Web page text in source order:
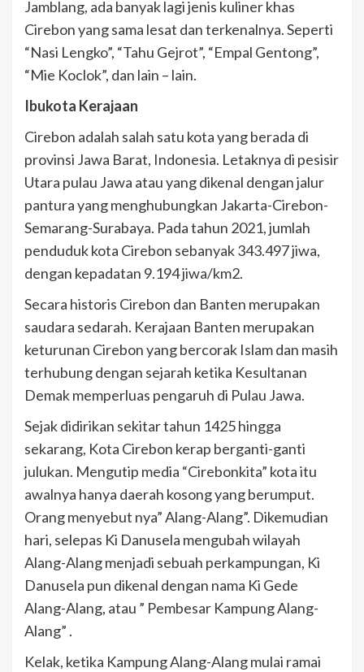
Jamblang, ada banyak lagi jenis kuliner khas
Cirebon yang sama lesat dan terkenalnya. Seperti
“Nasi Lengko”, “Tahu Gejrot”, “Empal Gentong”,
“Mie Koclok”, dan lain – lain.
Ibukota Kerajaan
Cirebon adalah salah satu kota yang berada di
provinsi Jawa Barat, Indonesia. Letaknya di pesisir
Utara pulau Jawa atau yang dikenal dengan jalur
pantura yang menghubungkan Jakarta-Cirebon-
Semarang-Surabaya. Pada tahun 2021, jumlah
penduduk kota Cirebon sebanyak 343.497 jiwa,
dengan kepadatan 9.194 jiwa/km2.
Secara historis Cirebon dan Banten merupakan
saudara sedarah. Kerajaan Banten merupakan
keturunan Cirebon yang bercorak Islam dan masih
terhubung dengan sejarah ketika Kesultanan
Demak memperluas pengaruh di Pulau Jawa.
Sejak didirikan sekitar tahun 1425 hingga
sekarang, Kota Cirebon kerap berganti-ganti
julukan. Mengutip media “Cirebonkita” kota itu
awalnya hanya daerah kosong yang berumput.
Orang menyebut nya” Alang-Alang”. Dikemudian
hari, selepas Ki Danusela mengubah wilayah
Alang-Alang menjadi sebuah perkampungan, Ki
Danusela pun dikenal dengan nama Ki Gede
Alang-Alang, atau ” Pembesar Kampung Alang-
Alang” .
Kelak, ketika Kampung Alang-Alang mulai ramai